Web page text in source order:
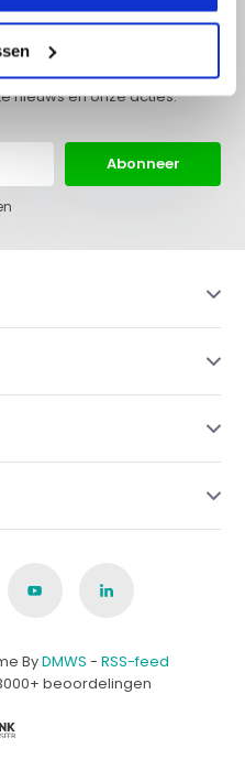
nieuws en onze acties:
Abonneer
ByDMWS - RSS-feed
beoordelingen